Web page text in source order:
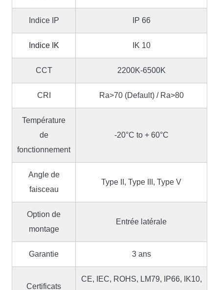
Indice IP IP 66
Indice IK IK 10
CCT 2200K-6500K
CRI Ra>70 (Default) / Ra>80
Température
de
fonctionnement
-20°C to + 60°C
Angle de
faisceau
Type II, Type III, Type V
Option de
montage
Entrée latérale
Garantie 3 ans
Certificats
CE, IEC, ROHS, LM79, IP66, IK10,